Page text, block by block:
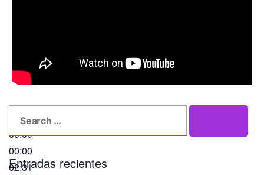
00:00
00:00
02:31
Entradas recientes